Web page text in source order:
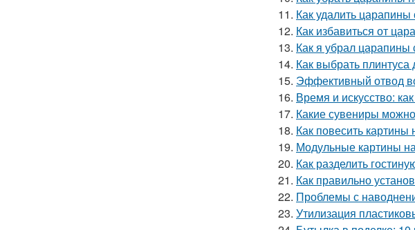
11. Как удалить
12. Как избавиться от
13. Как я убрал
14. Как выбрать плинтуса
15. Эффективный отвод
16. Время и искусство:
17. Какие сувениры
18. Как повесить
19. Модульные картины
20. Как разделить
21. Как правильно
22. Проблемы с
23. Утилизация